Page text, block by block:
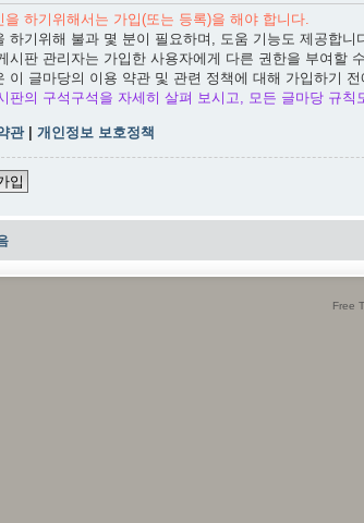
을 하기위해서는 가입(또는 등록)을 해야 합니다.
하기위해 불과 몇 분이 필요하며, 도움 기능도 제공합니
시판 관리자는 가입한 사용자에게 다른 권한을 부여할
이 글마당의 이용 약관 및 관련 정책에 대해 가입하기
판의 구석구석을 자세히 살펴 보시고, 모든 글마당 규칙
관| 개인정보 보호정책
입
Free